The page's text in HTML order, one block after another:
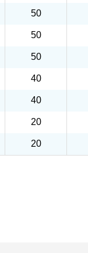
50
50
50
40
40
20
20